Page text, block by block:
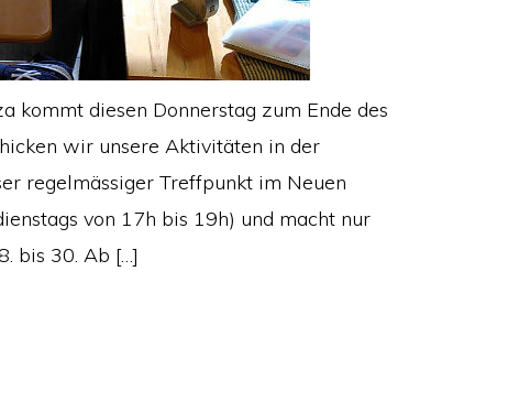
kommt diesen Donnerstag zum Ende des
wir unsere Aktivitäten in der
regelmässiger Treffpunkt im Neuen
von 17h bis 19h) und macht nur
bis 30. Ab […]